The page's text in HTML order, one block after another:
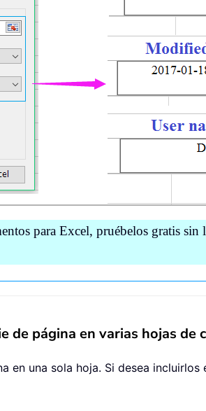
para Excel, pruébelos gratis sin
de página en varias hojas de
una sola hoja. Si desea